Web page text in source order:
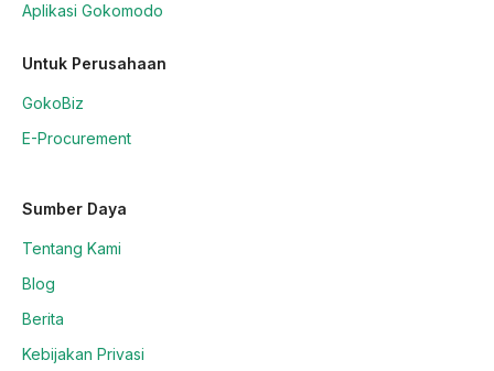
Aplikasi Gokomodo
Untuk Perusahaan
GokoBiz
E-Procurement
Sumber Daya
Tentang Kami
Blog
Berita
Kebijakan Privasi